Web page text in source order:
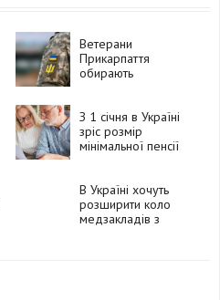
Ветерани
Прикарпаття
обирають
Міністерстві
З 1 січня в Україні
зріс розмір
мінімальної пенсії
В Україні хочуть
розширити коло
медзакладів з